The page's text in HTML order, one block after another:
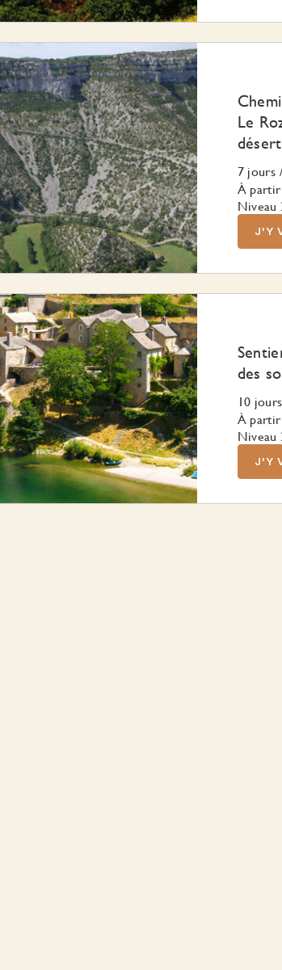
Le
désert
7 jours
À partir
Niveau
J'Y
des
10 jours
À partir
Niveau
J'Y